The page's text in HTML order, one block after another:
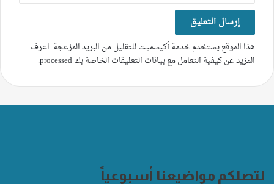
هذا الموقع يستخدم خدمة أكيسميت للتقليل من البريد المزعجة. اعرف
المزيد عن كيفية التعامل مع بيانات التعليقات الخاصة بك processed
.
لتصلكم مواضيعنا أسبوعياً